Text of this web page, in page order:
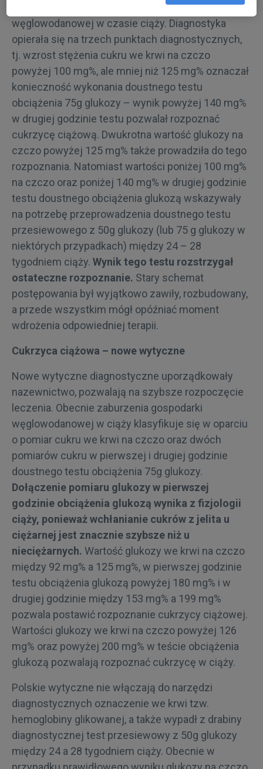
rozpoznania i nazewnictwa zaburzeń gospodarki
węglowodanowej w czasie ciąży. Diagnostyka
opierała się na trzech punktach diagnostycznych,
tj. wzrost stężenia cukru we krwi na czczo
powyżej 100 mg%, ale mniej niż 125 mg% oznaczał
konieczność wykonania doustnego testu
obciążenia 75g glukozy – wynik powyżej 140 mg%
w drugiej godzinie testu pozwalał rozpoznać
cukrzycę ciążową. Dwukrotna wartość glukozy na
czczo powyżej 125 mg% także prowadziła do tego
rozpoznania. Natomiast wartości poniżej 100 mg%
na czczo oraz poniżej 140 mg% w drugiej godzinie
testu doustnego obciążenia glukozą wskazywały
na potrzebę przeprowadzenia doustnego testu
przesiewowego z 50g glukozy (lub 75 g glukozy w
niektórych przypadkach) między 24 – 28
tygodniem ciąży. Wynik tego testu rozstrzygał
ostateczne rozpoznanie. Stary schemat
postępowania był wyjątkowo zawiły, rozbudowany,
a przede wszystkim mógł opóźniać moment
wdrożenia odpowiedniej terapii.
Cukrzyca ciążowa – nowe wytyczne
Nowe wytyczne diagnostyczne uporządkowały
nazewnictwo, pozwalają na szybsze rozpoczęcie
leczenia. Obecnie zaburzenia gospodarki
węglowodanowej w ciąży klasyfikuje się w oparciu
o pomiar cukru we krwi na czczo oraz dwóch
pomiarów cukru w pierwszej i drugiej godzinie
doustnego testu obciążenia 75g glukozy.
Dołączenie pomiaru glukozy w pierwszej
godzinie obciążenia glukozą wynika z fizjologii
ciąży, ponieważ wchłanianie cukrów z jelita u
ciężarnej jest znacznie szybsze niż u
nieciężarnych. Wartość glukozy we krwi na czczo
między 92 mg% a 125 mg%, w pierwszej godzinie
testu obciążenia glukozą powyżej 180 mg% i w
drugiej godzinie między 153 mg% a 199 mg%
pozwala postawić rozpoznanie cukrzycy ciążowej.
Wartości glukozy we krwi na czczo powyżej 126
mg% oraz powyżej 200 mg% w teście obciążenia
glukozą pozwalają rozpoznać cukrzycę w ciąży.
Polskie wytyczne nie włączają do narzędzi
diagnostycznych oznaczenie we krwi tzw.
hemoglobiny glikowanej, a także wypadł z drabiny
diagnostycznej test przesiewowy z 50g glukozy
między 24 a 28 tygodniem ciąży. Obecnie w